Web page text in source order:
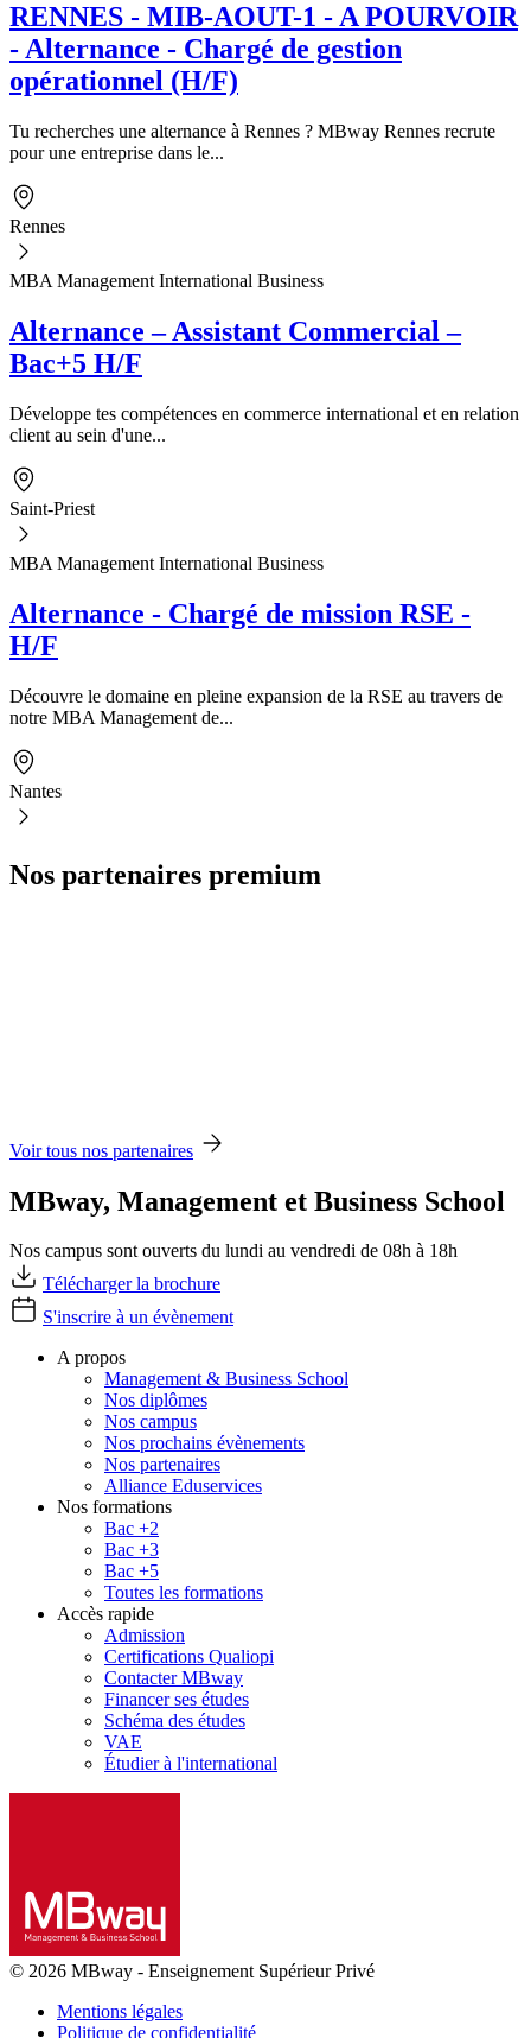
RENNES - MIB-AOUT-1 - A POURVOIR
- Alternance - Chargé de gestion
opérationnel (H/F)
Tu recherches une alternance à Rennes ? MBway Rennes recrute
pour une entreprise dans le...
Rennes
MBA Management International Business
Alternance – Assistant Commercial –
Bac+5 H/F
Développe tes compétences en commerce international et en relation
client au sein d'une...
Saint-Priest
MBA Management International Business
Alternance - Chargé de mission RSE -
H/F
Découvre le domaine en pleine expansion de la RSE au travers de
notre MBA Management de...
Nantes
Nos partenaires premium
Voir tous nos partenaires
MBway, Management et Business School
Nos campus sont ouverts du lundi au vendredi de 08h à 18h
Télécharger la brochure
S'inscrire à un évènement
A propos
Management & Business School
Nos diplômes
Nos campus
Nos prochains évènements
Nos partenaires
Alliance Eduservices
Nos formations
Bac +2
Bac +3
Bac +5
Toutes les formations
Accès rapide
Admission
Certifications Qualiopi
Contacter MBway
Financer ses études
Schéma des études
VAE
Étudier à l'international
© 2026 MBway - Enseignement Supérieur Privé
Mentions légales
Politique de confidentialité